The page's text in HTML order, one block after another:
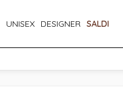
UNISEX DESIGNER SALDI